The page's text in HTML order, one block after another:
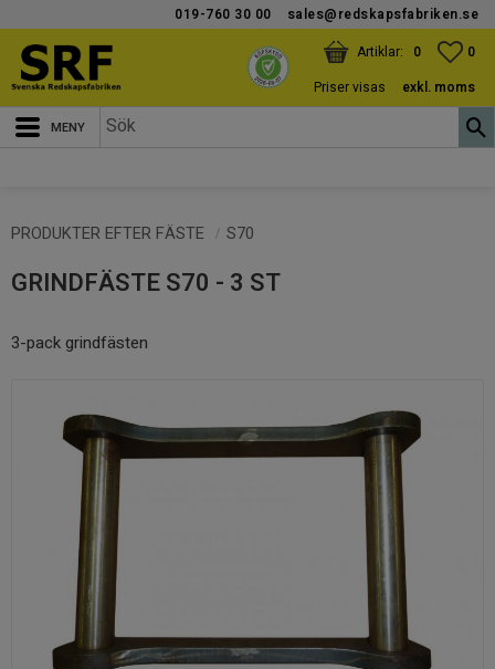
Meny
019-760 30 00 sales@redskapsfabriken.se
0
KUNDVAGN
ANTAL PRODUKTER:
0
Priser visas
exkl. moms
PRODUKTER EFTER FÄSTE S70
GRINDFÄSTE S70 - 3 ST
3-pack grindfästen